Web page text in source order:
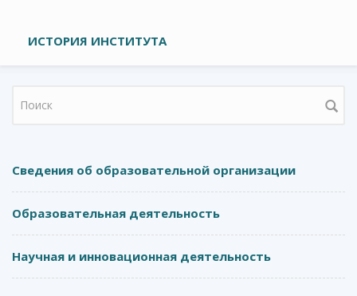
ИСТОРИЯ ИНСТИТУТА
Форма поиска
Сведения об образовательной организации
Образовательная деятельность
Научная и инновационная деятельность